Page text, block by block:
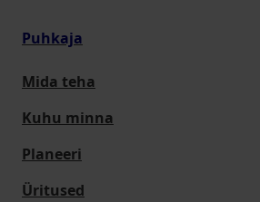
Puhkaja
Mida teha
Kuhu minna
Planeeri
Üritused